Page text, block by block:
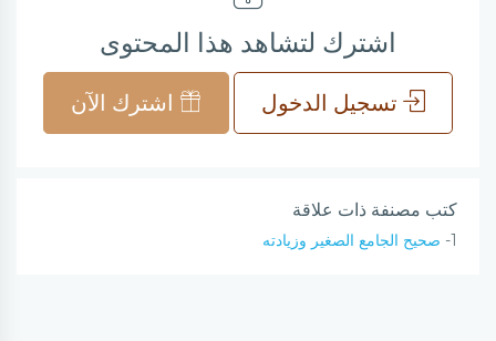
اشترك لتشاهد هذا المحتوى
تسجيل الدخول اشترك الآن
كتب مصنفة ذات علاقة
1- صحيح الجامع الصغير وزيادته